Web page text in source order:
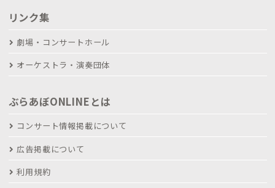
リンク集
劇場・コンサートホール
オーケストラ・演奏団体
ぶらあぼONLINEとは
コンサート情報掲載について
広告掲載について
利用規約